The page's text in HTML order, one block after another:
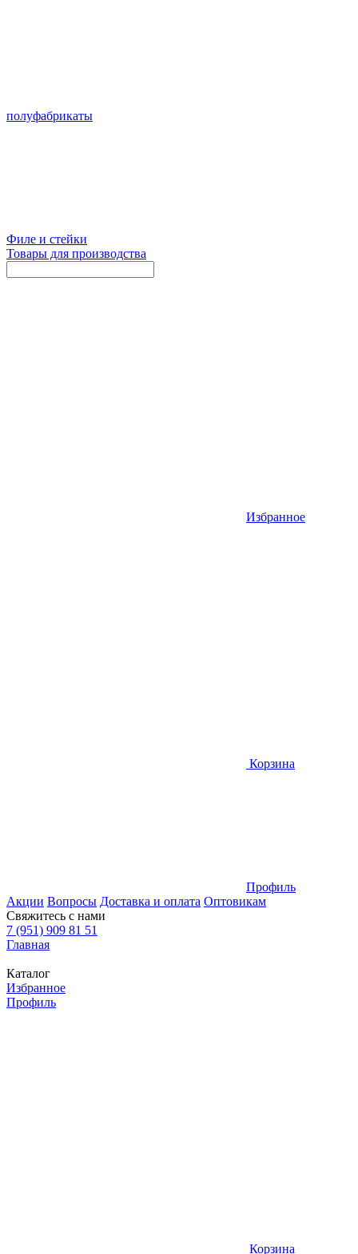
полуфабрикаты
Филе и стейки
Товары для производства
Избранное
Корзина
Профиль
Акции Вопросы Доставка и оплата Оптовикам
Свяжитесь с нами
7 (951) 909 81 51
Главная
Каталог
Избранное
Профиль
Корзина